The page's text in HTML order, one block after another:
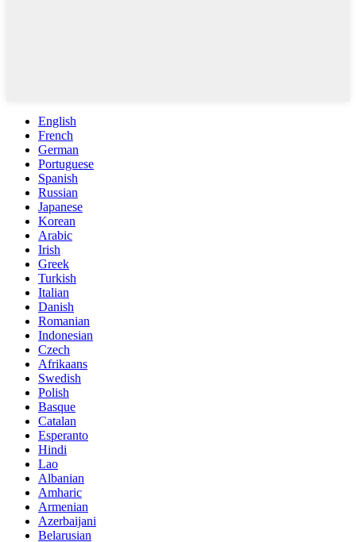
English
French
German
Portuguese
Spanish
Russian
Japanese
Korean
Arabic
Irish
Greek
Turkish
Italian
Danish
Romanian
Indonesian
Czech
Afrikaans
Swedish
Polish
Basque
Catalan
Esperanto
Hindi
Lao
Albanian
Amharic
Armenian
Azerbaijani
Belarusian